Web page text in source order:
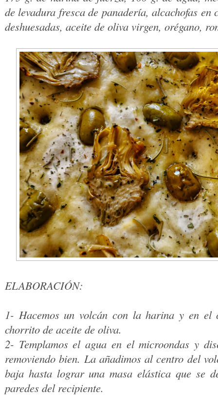
de levadura fresca de panadería, alcachofas en
deshuesadas, aceite de oliva virgen, orégano,
ELABORACIÓN:
1- Hacemos un volcán con la harina y en el
chorrito de aceite de oliva.
2- Templamos el agua en el microondas y
removiendo bien. La añadimos al centro del
baja hasta lograr una masa elástica que se
paredes del recipiente.